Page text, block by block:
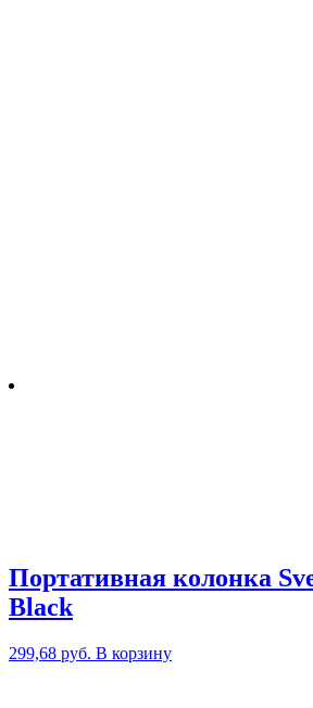
Портативная колонка
Black
299,68 руб. В корзину